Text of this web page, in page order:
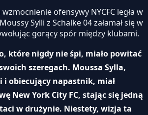
ofensywy NYCFC legła w
Sylli z Schalke 04 załamał się w
gorący spór między klubami.
które nigdy nie śpi, miało powitać
szeregach. Moussa Sylla,
i obiecujący napastnik, miał
New York City FC, stając się jedną
w drużynie. Niestety, wizja ta